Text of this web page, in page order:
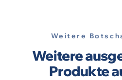
Weitere
Weitere
Produkte